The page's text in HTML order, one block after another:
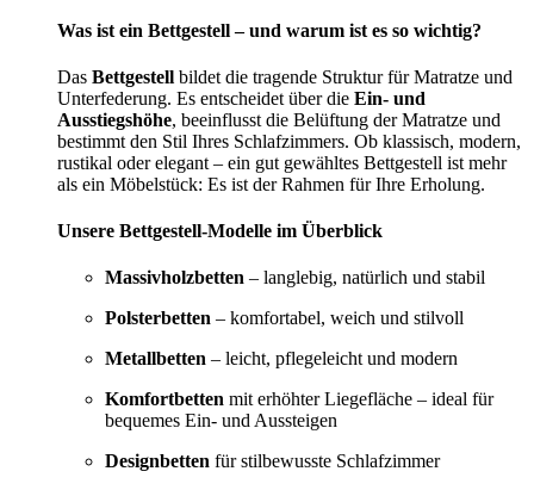
Was ist ein Bettgestell – und warum ist es so wichtig?
Das Bettgestell bildet die tragende Struktur für Matratze und
Unterfederung. Es entscheidet über die Ein- und
Ausstiegshöhe, beeinflusst die Belüftung der Matratze und
bestimmt den Stil Ihres Schlafzimmers. Ob klassisch, modern,
rustikal oder elegant – ein gut gewähltes Bettgestell ist mehr
als ein Möbelstück: Es ist der Rahmen für Ihre Erholung.
Unsere Bettgestell-Modelle im Überblick
Massivholzbetten – langlebig, natürlich und stabil
Polsterbetten – komfortabel, weich und stilvoll
Metallbetten – leicht, pflegeleicht und modern
Komfortbetten mit erhöhter Liegefläche – ideal für
bequemes Ein- und Aussteigen
Designbetten für stilbewusste Schlafzimmer